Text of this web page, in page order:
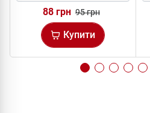
88 грн 95 грн
Купити